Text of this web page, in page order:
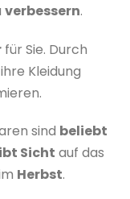
verbessern.
für Sie. Durch
Kleidung
sind beliebt
Sicht auf das
Herbst.